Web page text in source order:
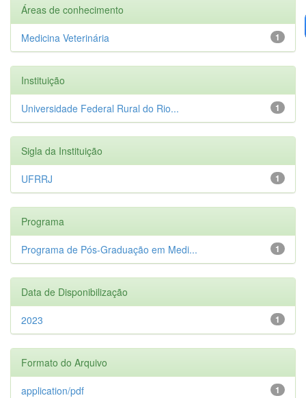
Áreas de conhecimento
1
Medicina Veterinária
Instituição
1
Universidade Federal Rural do Rio...
Sigla da Instituição
1
UFRRJ
Programa
1
Programa de Pós-Graduação em Medi...
Data de Disponibilização
1
2023
Formato do Arquivo
1
application/pdf